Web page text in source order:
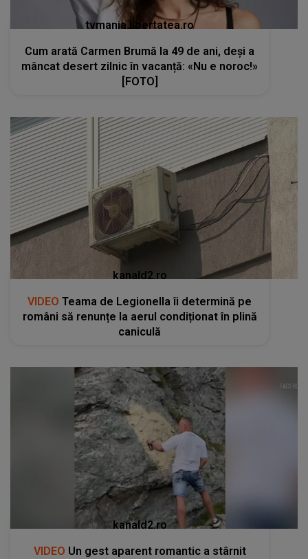
tvmania.libertatea.ro
Cum arată Carmen Brumă la 49 de ani, deși a
mâncat desert zilnic în vacanță: «Nu e noroc!»
[FOTO]
kanald2.ro
VIDEO Teama de Legionella îi determină pe
români să renunțe la aerul condiționat în plină
caniculă
kanald2.ro
VIDEO Un gest aparent romantic a stârnit